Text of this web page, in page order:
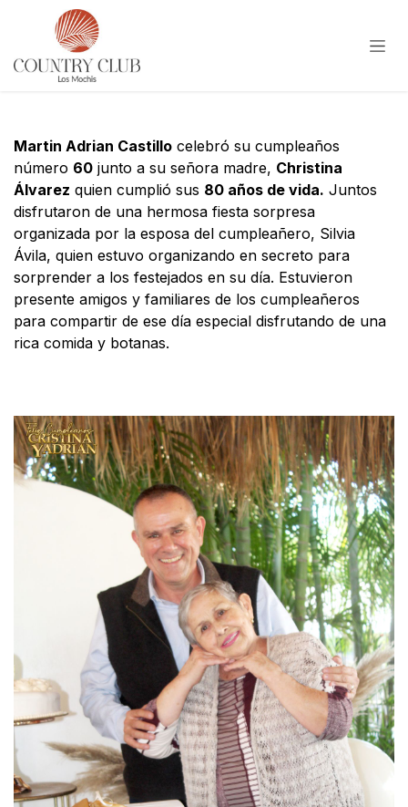
Ir al contenido
Martin Adrian Castillo celebró su cumpleaños
número 60 junto a su señora madre, Christina
Álvarez quien cumplió sus 80 años de vida. Juntos
disfrutaron de una hermosa fiesta sorpresa
organizada por la esposa del cumpleañero, Silvia
Ávila, quien estuvo organizando en secreto para
sorprender a los festejados en su día. Estuvieron
presente amigos y familiares de los cumpleañeros
para compartir de ese día especial disfrutando de una
rica comida y botanas.